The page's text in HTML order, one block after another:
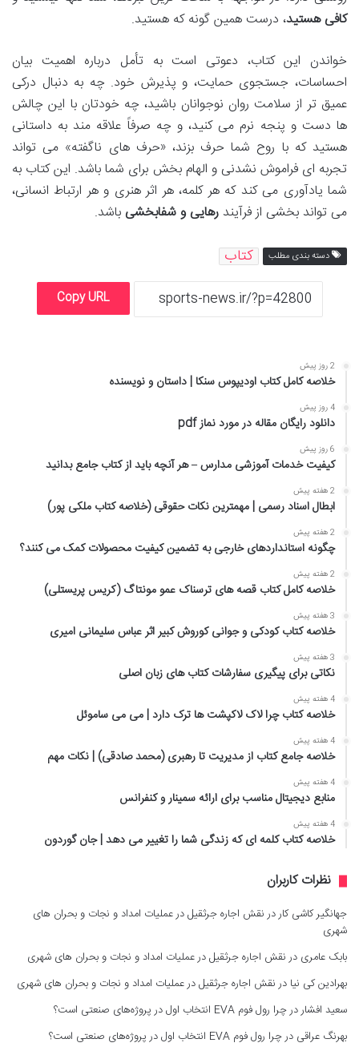
کافی هستید، درست همین گونه که هستید.
خواندن این کتاب، دعوتی است به تأمل درباره اهمیت بیان
احساسات، جستجوی حمایت، و پذیرش خود. چه به دنبال درکی
عمیق تر از سلامت روان نوجوانان باشید، چه خودتان با این چالش
ها دست و پنجه نرم می کنید، و چه صرفاً علاقه مند به داستانی
هستید که با روح شما حرف بزند، «حرف های ناگفته» می تواند
تجربه ای فراموش نشدنی و الهام بخش برای شما باشد. این کتاب به
شما یادآوری می کند که هر کلمه، هر اثر هنری و هر ارتباط انسانی،
می تواند بخشی از فرآیند رهایی و شفابخشی باشد.
دسته بندی مطلب کتاب
Copy URL
2 روز پیش
خلاصه کامل کتاب اودیپوس سنکا | داستان و نویسنده
4 روز پیش
دانلود رایگان مقاله در مورد نماز pdf
6 روز پیش
کیفیت خدمات آموزشی مدارس – هر آنچه باید از کتاب جامع بدانید
2 هفته پیش
ابطال اسناد رسمی | مهمترین نکات حقوقی (خلاصه کتاب ملکی پور)
2 هفته پیش
چگونه استانداردهای خارجی به تضمین کیفیت محصولات کمک می کنند؟
2 هفته پیش
خلاصه کامل کتاب قصه های ترسناک عمو مونتاگ (کریس پریستلی)
3 هفته پیش
خلاصه کتاب کودکی و جوانی کوروش کبیر اثر عباس سلیمانی امیری
3 هفته پیش
نکاتی برای پیگیری سفارشات کتاب های زبان اصلی
4 هفته پیش
خلاصه کتاب چرا لاک لاکپشت ها ترک دارد | می می ساموئل
4 هفته پیش
خلاصه جامع کتاب از مدیریت تا رهبری (محمد صادقی) | نکات مهم
4 هفته پیش
منابع دیجیتال مناسب برای ارائه سمینار و کنفرانس
4 هفته پیش
خلاصه کتاب کلمه ای که زندگی شما را تغییر می دهد | جان گوردون
نظرات کاربران
جهانگیر کاشی کاردرنقش اجاره جرثقیل در عملیات امداد و نجات و بحران های
شهری
بابک عامری درنقش اجاره جرثقیل در عملیات امداد و نجات و بحران های شهری
بهرادین کی نیا درنقش اجاره جرثقیل در عملیات امداد و نجات و بحران های شهری
سعید افشاردرچرا رول فوم EVA انتخاب اول در پروژه‌های صنعتی است؟
بهرنگ عراقی درچرا رول فوم EVA انتخاب اول در پروژه‌های صنعتی است؟